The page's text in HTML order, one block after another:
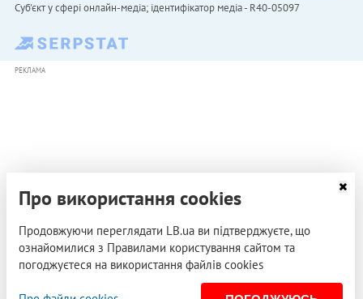
Cуб'єкт у сфері онлайн-медіа; ідентифікатор медіа - R40-05097
РЕКЛАМА
Про використання cookies
Продовжуючи переглядати LB.ua ви підтверджуєте, що
ознайомилися з Правилами користування сайтом та
погоджуєтеся на використання файлів cookies